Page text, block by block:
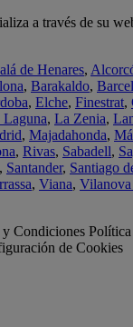
a través de su
de Henares,
, Barakaldo,
, Elche, Finestrat,
Laguna, La Zenia,
, Majadahonda,
, Rivas, Sabadell,
, Santander, Santiago
, Viana,
Condiciones
de Cookies